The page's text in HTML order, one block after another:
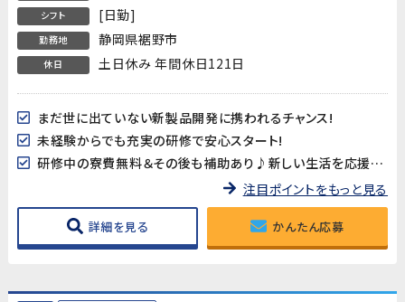
シフト [日勤]
勤務地 静岡県裾野市
休日 土日休み 年間休日121日
まだ世に出ていない新製品開発に携われるチャンス!
未経験からでも充実の研修で安心スタート!
研修中の寮費無料＆その後も補助あり♪新しい生活を応援します!
注目ポイントをもっと見る
詳細を見る かんたん応募